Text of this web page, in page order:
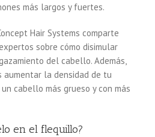
más largos y fuertes.
Hair Systems comparte
sobre cómo disimular
del cabello. Además,
aumentar la densidad de tu
cabello más grueso y con más
en el flequillo?